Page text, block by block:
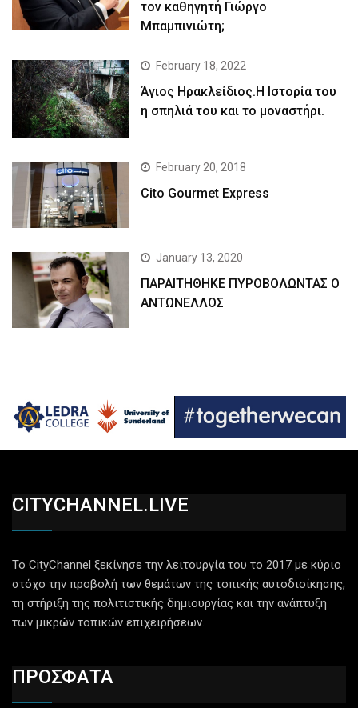
τον καθηγητή Γιώργο
Μπαμπινιώτη;
February 18, 2022
Άγιος Ηρακλείδιος.Η Ιστορία του
η σπηλιά του και το μοναστήρι.
February 20, 2018
Cito Gourmet Express
January 13, 2020
ΠΑΡΑΙΤΗΘΗΚΕ ΠΥΡΟΒΟΛΩΝΤΑΣ Ο
ΑΝΤΩΝΕΛΛΟΣ
CITYCHANNEL.LIVE
Το CityChannel ξεκίνησε την λειτουργία του το 2017 με κύριο
στόχο την προβολή των θεμάτων της τοπικής αυτοδιοίκησης,
τη στήριξη της πολιτιστικής δημιουργίας και την ανάπτυξη
των μικρών τοπικών επιχειρήσεων.
ΠΡΟΣΦΑΤΑ